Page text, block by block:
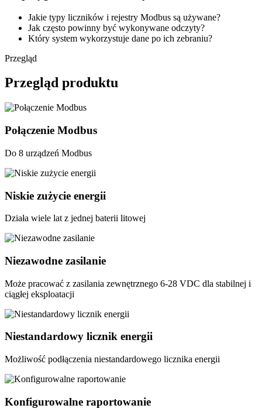
Jakie typy liczników i rejestry Modbus są używane?
Jak często powinny być wykonywane odczyty?
Który system wykorzystuje dane po ich zebraniu?
Przegląd
Przegląd produktu
Połączenie Modbus
Do 8 urządzeń Modbus
Niskie zużycie energii
Działa wiele lat z jednej baterii litowej
Niezawodne zasilanie
Może pracować z zasilania zewnętrznego 6-28 VDC dla stabilnej i
ciągłej eksploatacji
Niestandardowy licznik energii
Możliwość podłączenia niestandardowego licznika energii
Konfigurowalne raportowanie